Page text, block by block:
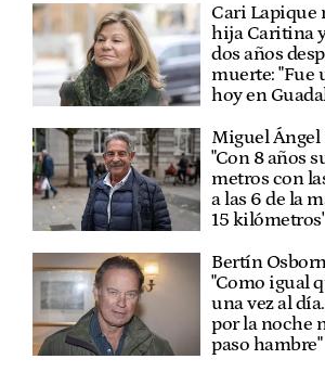
Cari Lapique
hija Caritina
dos años
muerte: "Fue
hoy en
Miguel Ángel
"Con 8 años
metros con
a las 6 de la
15
Bertín
"Como igual
una vez al
por la noche
paso hambre"